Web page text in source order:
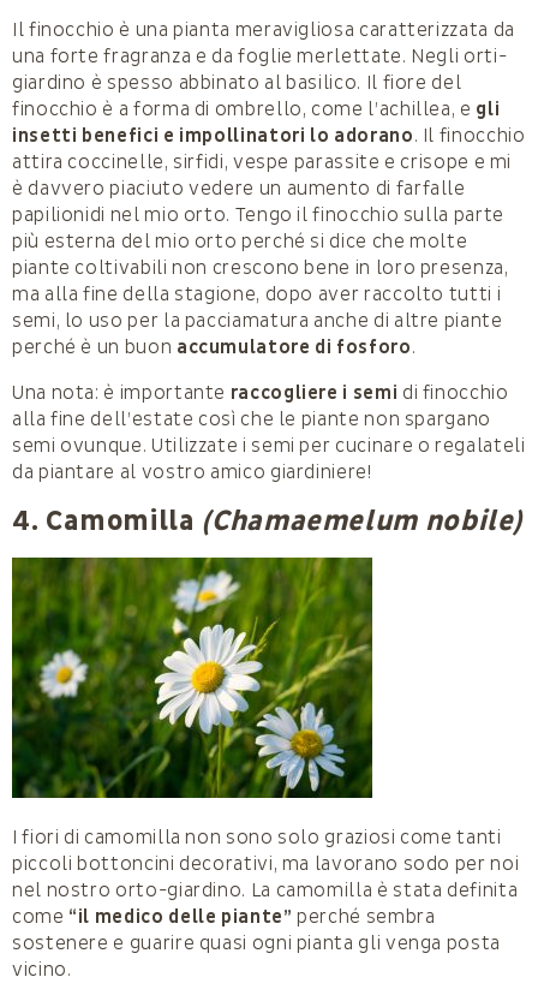
Il finocchio è una pianta meravigliosa caratterizzata da
una forte fragranza e da foglie merlettate. Negli orti-
giardino è spesso abbinato al basilico. Il fiore del
finocchio è a forma di ombrello, come l’achillea, e gli
insetti benefici e impollinatori lo adorano. Il finocchio
attira coccinelle, sirfidi, vespe parassite e crisope e mi
è davvero piaciuto vedere un aumento di farfalle
papilionidi nel mio orto. Tengo il finocchio sulla parte
più esterna del mio orto perché si dice che molte
piante coltivabili non crescono bene in loro presenza,
ma alla fine della stagione, dopo aver raccolto tutti i
semi, lo uso per la pacciamatura anche di altre piante
perché è un buon accumulatore di fosforo.
Una nota: è importante raccogliere i semi di finocchio
alla fine dell’estate così che le piante non spargano
semi ovunque. Utilizzate i semi per cucinare o regalateli
da piantare al vostro amico giardiniere!
4. Camomilla (Chamaemelum nobile)
I fiori di camomilla non sono solo graziosi come tanti
piccoli bottoncini decorativi, ma lavorano sodo per noi
nel nostro orto-giardino. La camomilla è stata definita
come “il medico delle piante” perché sembra
sostenere e guarire quasi ogni pianta gli venga posta
vicino.